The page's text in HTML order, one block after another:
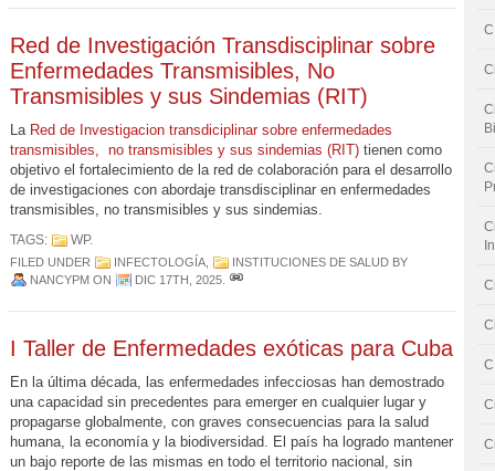
Red de Investigación Transdisciplinar sobre
Enfermedades Transmisibles, No
Transmisibles y sus Sindemias (RIT)
La Red de Investigacion transdiciplinar sobre enfermedades
transmisibles, no transmisibles y sus sindemias (RIT) tienen como
objetivo el fortalecimiento de la red de colaboración para el desarrollo
de investigaciones con abordaje transdisciplinar en enfermedades
transmisibles, no transmisibles y sus sindemias.
TAGS: WP.
FILED UNDER INFECTOLOGÍA INSTITUCIONES DE SALUD BY
NANCYPM ON DIC 17TH, 2025
I Taller de Enfermedades exóticas para Cuba
En la última década, las enfermedades infecciosas han demostrado
una capacidad sin precedentes para emerger en cualquier lugar y
propagarse globalmente, con graves consecuencias para la salud
humana, la economía y la biodiversidad. El país ha logrado mantener
un bajo reporte de las mismas en todo el territorio nacional, sin